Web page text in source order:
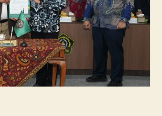
Internasional
ACQUIN
Lewat
Jalur
Track